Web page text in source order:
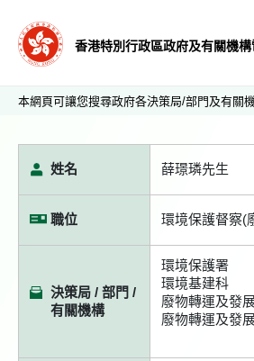
香港特別行政區政府及有關機
本網頁可讓您搜尋政府各決策局/部門及有關
姓名 薛璟璘先生
職位 環境保護督察(
決策局 / 部門 /
有關機構
環境保護署
環境基建科
廢物轉運及發
廢物轉運及發